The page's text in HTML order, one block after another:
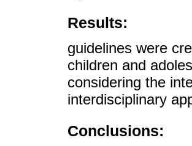
Results:
guidelines were
children and
considering the
interdisciplinary
Conclusions: